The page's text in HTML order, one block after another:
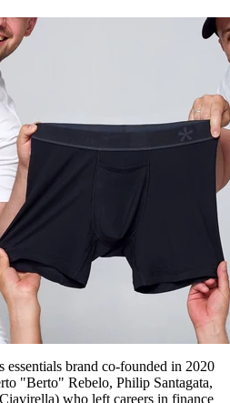
essentials brand co-founded in 2020
"Berto" Rebelo, Philip Santagata,
who left careers in finance